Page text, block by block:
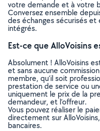
votre demande et à votre
Conversez ensemble
des échanges sécurisés
intégrés.
Est-ce que AlloVoisins
Absolument ! AlloVoisins
et sans aucune
membre, qu’il soit
prestation de service ou
uniquement le prix de la
demandeur, et l’offreur.
Vous pouvez réaliser le
directement sur
bancaires.